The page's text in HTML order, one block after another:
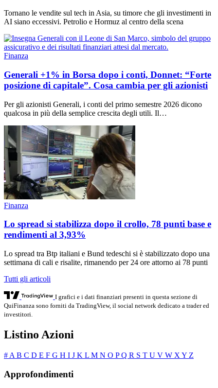
Tornano le vendite sul tech in Asia, su timore che gli investimenti in
AI siano eccessivi. Petrolio e Hormuz al centro della scena
Finanza
Generali +1% in Borsa dopo i conti, Donnet: “Forte
posizione di capitale”. Cosa cambia per gli azionisti
Per gli azionisti Generali, i conti del primo semestre 2026 dicono
qualcosa in più della semplice crescita degli utili. Il…
Finanza
Lo spread si stabilizza dopo il crollo, 78 punti base e
rendimenti al 3,93%
Lo spread tra Btp italiani e Bund tedeschi si è stabilizzato dopo una
settimana di cali e risalite, rimanendo per 24 ore attorno ai 78 punti
Tutti gli articoli
I grafici e i dati finanziari presenti in questa sezione di
QuiFinanza sono forniti da TradingView, il social network dedicato a trader ed
investitori.
Listino Azioni
# A B C D E F G H I J K L M N O PQ R S T U V W X Y Z
Approfondimenti